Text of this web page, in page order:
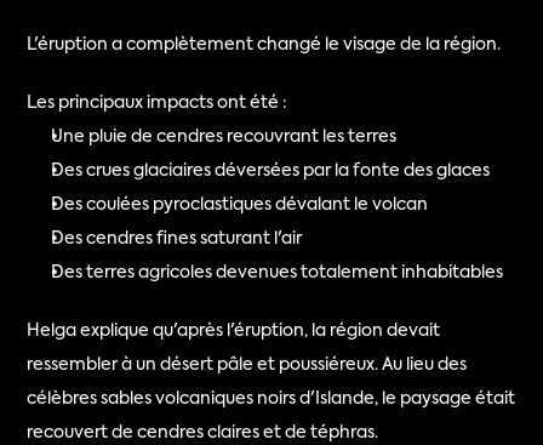
L'éruption a complètement changé le visage de la région.
Les principaux impacts ont été :
Une pluie de cendres recouvrant les terres
Des crues glaciaires déversées par la fonte des glaces
Des coulées pyroclastiques dévalant le volcan
Des cendres fines saturant l'air
Des terres agricoles devenues totalement inhabitables
Helga explique qu'après l'éruption, la région devait
ressembler à un désert pâle et poussiéreux. Au lieu des
célèbres sables volcaniques noirs d'Islande, le paysage était
recouvert de cendres claires et de téphras.